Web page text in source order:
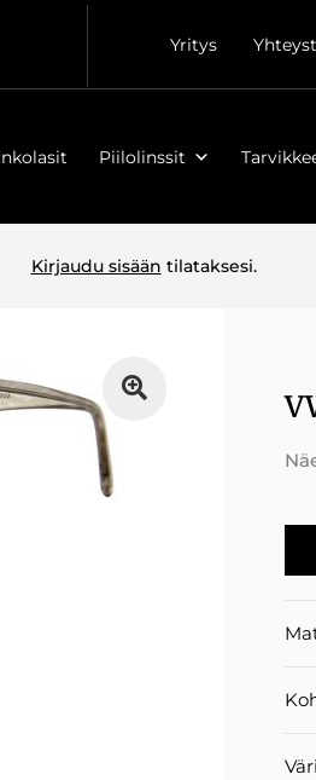
Yritys
Piilolinssit
Kirjaudu sisään tilataksesi.
Väri